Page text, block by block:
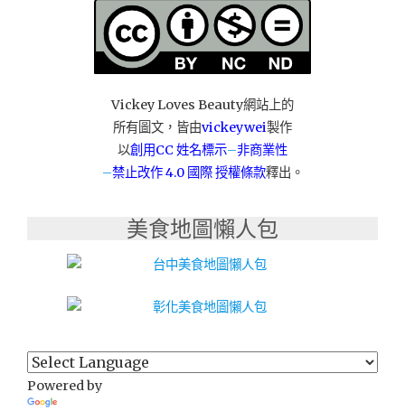
肉
多
多
火
來
員
林
開
了！"
Vickey Loves Beauty網站上的
所有圖文，皆由vickeywei製作
以創用CC 姓名標示–非商業性
–禁止改作4.0 國際 授權條款釋出。
美食地圖懶人包
Powered by